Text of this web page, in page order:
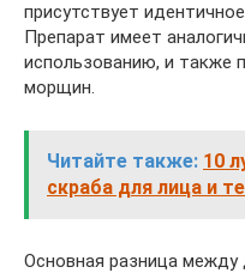
присутствует
Препарат имеет
использованию, и также
морщин.
Читайте также: 10
скраба для лица и
Основная разница